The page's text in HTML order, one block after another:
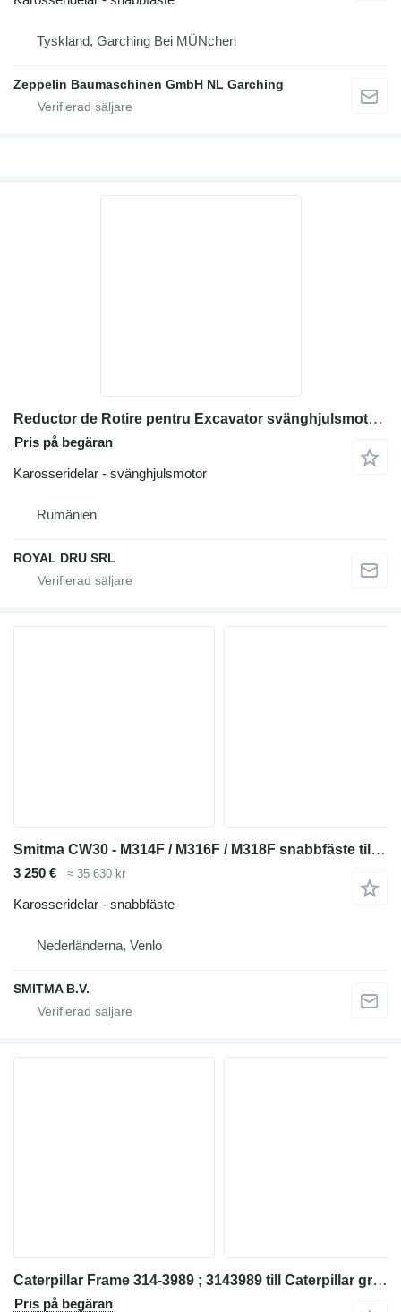
Tyskland, Garching Bei MÜNchen
Zeppelin Baumaschinen GmbH NL Garching
Reductor de Rotire pentru Excavator svänghjulsmotor till Caterpillar Modelele 312DL, 313B și 314C entreprenadmaskiner
Pris på begäran
Karosseridelar - svänghjulsmotor
Rumänien
ROYAL DRU SRL
Smitma CW30 - M314F / M316F / M318F snabbfäste till Caterpillar M314F / M316F / M318F grävmaskin
3 250 € ≈ 35 630 kr
Karosseridelar - snabbfäste
Nederländerna, Venlo
SMITMA B.V.
Caterpillar Frame 314-3989 ; 3143989 till Caterpillar grävmaskin
Pris på begäran